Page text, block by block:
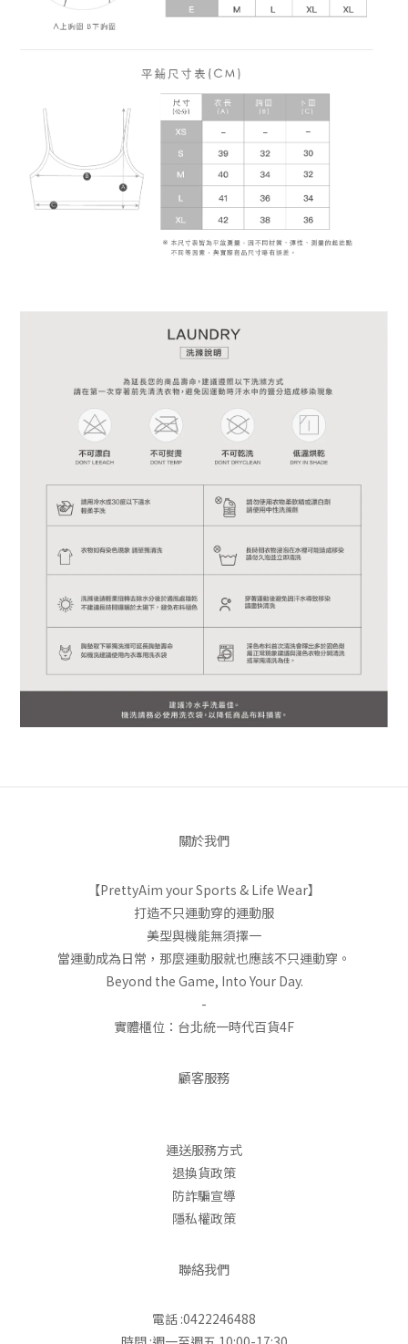
關於我們
【PrettyAim your Sports & Life Wear】
打造不只運動穿的運動服
美型與機能無須擇一
當運動成為日常，那麼運動服就也應該不只運動穿。
Beyond the Game, Into Your Day.
-
實體櫃位：台北統一時代百貨4F
顧客服務
運送服務方式
退換貨政策
防詐騙宣導
隱私權政策
聯絡我們
電話 :0422246488